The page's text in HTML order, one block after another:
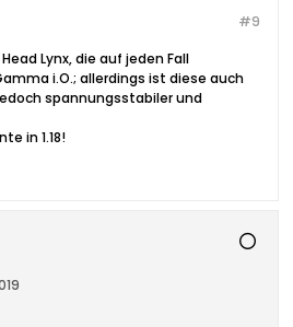
#9
Lynx, die auf jeden Fall
i.O.; allerdings ist diese auch
spannungsstabiler und
in 1.18!